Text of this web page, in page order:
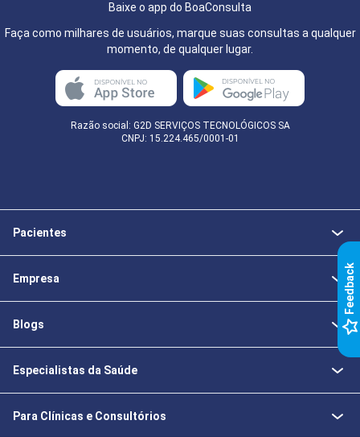
k
Baixe o app do BoaConsulta
Faça como milhares de usuários, marque suas consultas a qualquer
momento, de qualquer lugar.
Razão social: G2D SERVIÇOS TECNOLÓGICOS SA
CNPJ: 15.224.465/0001-01
Pacientes
Empresa
Blogs
Especialistas da Saúde
Para Clínicas e Consultórios